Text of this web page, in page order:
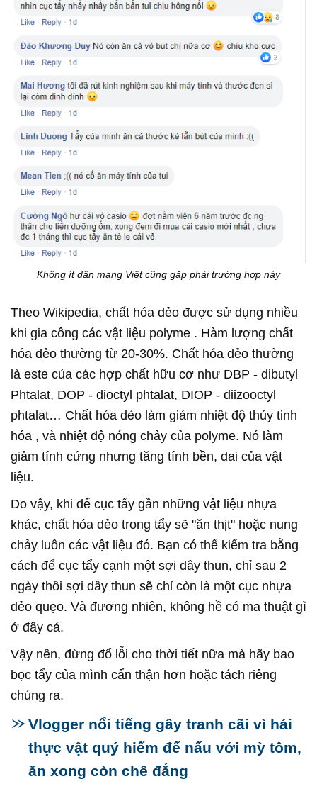
Không ít dân mạng Việt cũng gặp phải trường hợp này
Theo Wikipedia, chất hóa dẻo được sử dụng nhiều
khi gia công các vật liệu polyme . Hàm lượng chất
hóa dẻo thường từ 20-30%. Chất hóa dẻo thường
là este của các hợp chất hữu cơ như DBP - dibutyl
Phtalat, DOP - dioctyl phtalat, DIOP - diizooctyl
phtalat… Chất hóa dẻo làm giảm nhiệt độ thủy tinh
hóa , và nhiệt độ nóng chảy của polyme. Nó làm
giảm tính cứng nhưng tăng tính bền, dai của vật
liệu.
Do vậy, khi để cục tẩy gần những vật liệu nhựa
khác, chất hóa dẻo trong tẩy sẽ "ăn thịt" hoặc nung
chảy luôn các vật liệu đó. Bạn có thể kiểm tra bằng
cách để cục tẩy cạnh một sợi dây thun, chỉ sau 2
ngày thôi sợi dây thun sẽ chỉ còn là một cục nhựa
dẻo quẹo. Và đương nhiên, không hề có ma thuật gì
ở đây cả.
Vậy nên, đừng đổ lỗi cho thời tiết nữa mà hãy bao
bọc tẩy của mình cẩn thận hơn hoặc tách riêng
chúng ra.
Vlogger nổi tiếng gây tranh cãi vì hái
thực vật quý hiếm để nấu với mỳ tôm,
ăn xong còn chê đắng